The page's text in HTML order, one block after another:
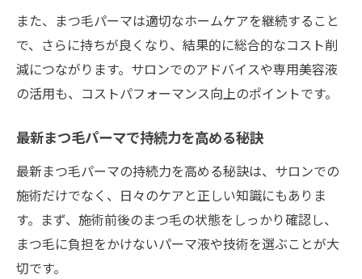
また、まつ毛パーマは適切なホームケアを継続すること
で、さらに持ちが良くなり、結果的に総合的なコスト削
減につながります。サロンでのアドバイスや専用美容液
の活用も、コストパフォーマンス向上のポイントです。
最新まつ毛パーマで持続力を高める秘訣
最新まつ毛パーマの持続力を高める秘訣は、サロンでの
施術だけでなく、日々のケアと正しい知識にもありま
す。まず、施術前後のまつ毛の状態をしっかり確認し、
まつ毛に負担をかけないパーマ液や技術を選ぶことが大
切です。